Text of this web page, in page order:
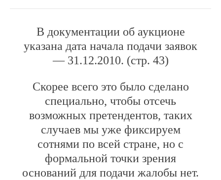
В документации об аукционе
указана дата начала подачи заявок
— 31.12.2010. (стр. 43)
Скорее всего это было сделано
специально, чтобы отсечь
возможных претендентов, таких
случаев мы уже фиксируем
сотнями по всей стране, но с
формальной точки зрения
оснований для подачи жалобы нет.